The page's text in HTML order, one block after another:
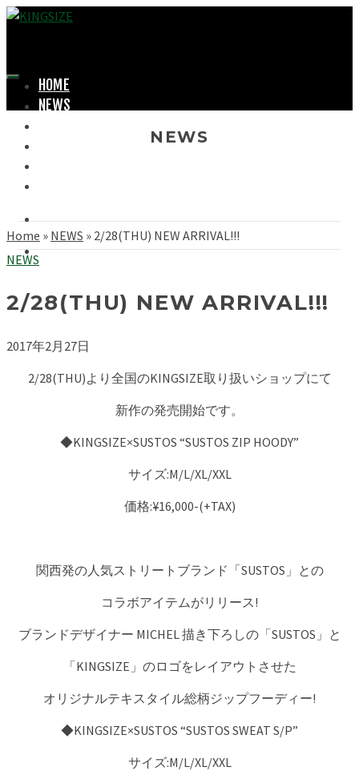
HOME
NEWS
NEWS
Home » NEWS » 2/28(THU) NEW ARRIVAL!!!
NEWS
2/28(THU) NEW ARRIVAL!!!
2017年2月27日
2/28(THU)より全国のKINGSIZE取り扱いショップにて
新作の発売開始です。
◆KINGSIZE×SUSTOS “SUSTOS ZIP HOODY”
サイズ:M/L/XL/XXL
価格:¥16,000-(+TAX)
関西発の人気ストリートブランド「SUSTOS」との
コラボアイテムがリリース!
ブランドデザイナー MICHEL 描き下ろしの「SUSTOS」と
「KINGSIZE」のロゴをレイアウトさせた
オリジナルテキスタイル総柄ジップフーディー!
◆KINGSIZE×SUSTOS “SUSTOS SWEAT S/P”
サイズ:M/L/XL/XXL